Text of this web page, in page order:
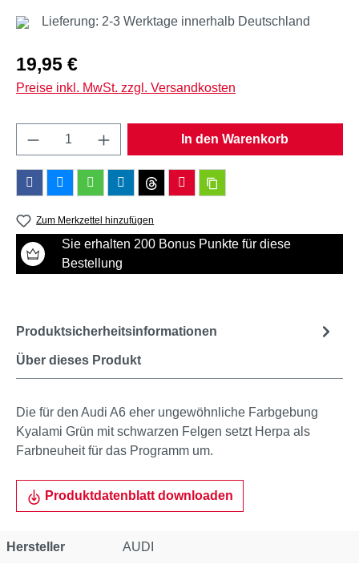
Lieferung: 2-3 Werktage innerhalb Deutschland
Regulärer Preis:
19,95 €
Preise inkl. MwSt. zzgl. Versandkosten
Produkt Anzahl: Gib den gewünschten
In den Warenkorb
Zum Merkzettel hinzufügen
Sie erhalten 200 Bonus Punkte für diese
Bestellung
Über dieses Produkt
Produktsicherheitsinformationen
Die für den Audi A6 eher ungewöhnliche Farbgebung
Kyalami Grün mit schwarzen Felgen setzt Herpa als
Farbneuheit für das Programm um.
Produktdatenblatt downloaden
Eigenschaft
Hersteller AUDI